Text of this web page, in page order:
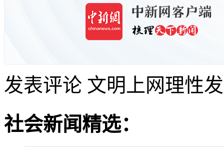
发表评论 文明上网理性
社会新闻精选：